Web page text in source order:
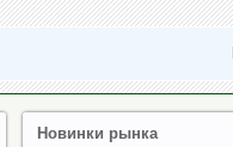
Новинки рынка